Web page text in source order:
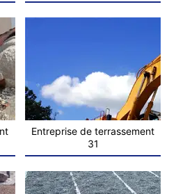
Entreprise de terrassement
31